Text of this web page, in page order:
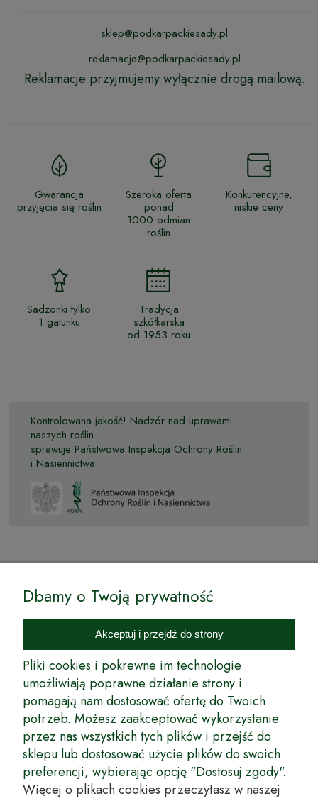
sklep@podkarpackiesady.pl
reklamacje@podkarpackiesady.pl
Reklamacje przyjmujemy wyłącznie drogą mailową.
Gwarancja
przyjęcia się roślin
Szeroka oferta
ponad
1000 odmian
roślin
Konkurencyjne,
niskie ceny
Sadzonki tylko
1 gatunku
Tradycja
szkółkarska
od 1953 roku
Kontrolowana jakość! Nadzór nad uprawami
naszych roślin
sprawuje Państwowa Inspekcja Ochrony Roślin
i Nasiennictwa
Internetowy Sklep Ogrodniczy Podkarpackie Sady to inicjatywa
podkarpackich szkółkarzy, której zamierzeniem jest wprowadzenie na
rynek wysokiej jakości drzewek owocowych, drzewek ozdobnych oraz
innych produktów pozwalających na uprawianie zarówno małych, jak
i dużych sadów oraz ogrodów.
Wspólnie stworzyliśmy dla Państwa kompleksową ofertę - wspaniałe
produkty, dary ziemi ze szkółek drzewek ozdobnych i owocowych,
których tradycje sięgają roku 1953. Drzewka produkowane są
z najwyższą starannością przez trzecie pokolenie plantatorów.
Długoletnie Doświadczenie sprawiło, że wszystkie drzewka cechuje
duża odporność na zmienne warunki atmosferyczne naszego klimatu
oraz niezwykły urodzaj. W ofercie naszego internetowego sklepu
Dbamy o Twoją prywatność
Akceptuj i przejdź do strony
Pliki cookies i pokrewne im technologie
umożliwiają poprawne działanie strony i
pomagają nam dostosować ofertę do Twoich
potrzeb. Możesz zaakceptować wykorzystanie
przez nas wszystkich tych plików i przejść do
sklepu lub dostosować użycie plików do swoich
preferencji, wybierając opcję "Dostosuj zgody".
Więcej o plikach cookies przeczytasz w naszej